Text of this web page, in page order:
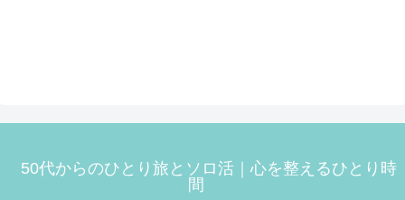
50代からのひとり旅とソロ活｜心を整えるひとり時
間